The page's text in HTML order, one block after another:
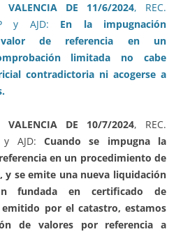
VALENCIA DE 11/6/2024, REC.
y AJD: En la impugnación
de referencia en un
limitada no cabe
contradictoria ni acogerse a
VALENCIA DE 10/7/2024, REC.
y AJD: Cuando se impugna la
en un procedimiento de
se emite una nueva liquidación
fundada en certificado de
por el catastro, estamos
de valores por referencia a